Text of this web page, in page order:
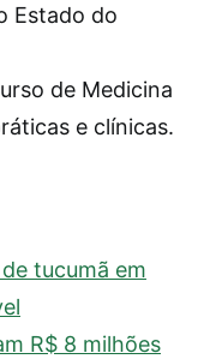
Estado do
de Medicina
e clínicas.
tucumã em
R$ 8 milhões